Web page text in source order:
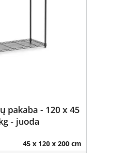
pakaba - 120 x 45
- juoda
45 x 120 x 200 cm